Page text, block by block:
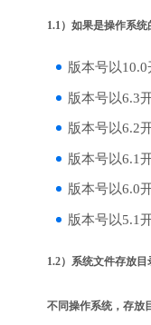
1.1）如果是操作系
版本号以
版本号以6.3
版本号以6.2
版本号以6.1
版本号以6.0
版本号以5.1
1.2）系统文件存放目
不同操作系统，存放